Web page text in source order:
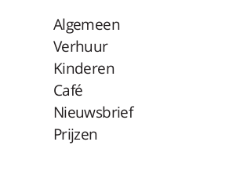
Algemeen
Verhuur
Kinderen
Café
Nieuwsbrief
Prijzen